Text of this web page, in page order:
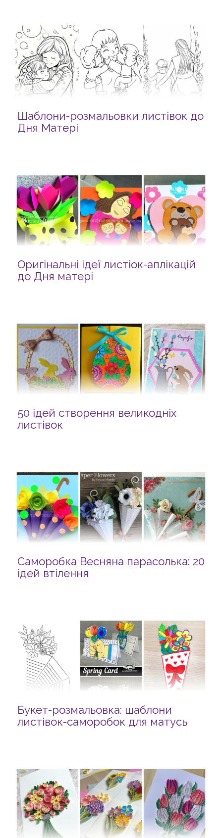
Шаблони-розмальовки листівок до
Дня Матері
Оригінальні ідеї листіок-аплікацій
до Дня матері
50 ідей створення великодніх
листівок
Саморобка Весняна парасолька: 20
ідей втілення
Букет-розмальовка: шаблони
листівок-саморобок для матусь